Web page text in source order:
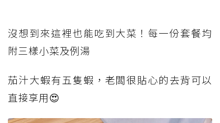
沒想到來這裡也能吃到大菜！每一份套餐均
附三樣小菜及例湯
茄汁大蝦有五隻蝦，老闆很貼心的去背可以
直接享用😍